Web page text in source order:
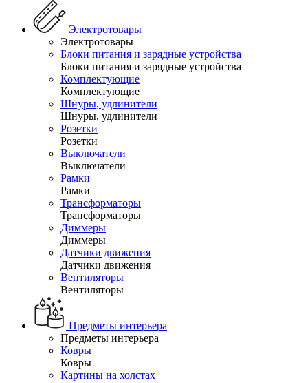
Электротовары
Электротовары
Блоки питания и зарядные устройства
Блоки питания и зарядные устройства
Комплектующие
Комплектующие
Шнуры, удлинители
Шнуры, удлинители
Розетки
Розетки
Выключатели
Выключатели
Рамки
Рамки
Трансформаторы
Трансформаторы
Диммеры
Диммеры
Датчики движения
Датчики движения
Вентиляторы
Вентиляторы
Предметы интерьера
Предметы интерьера
Ковры
Ковры
Картины на холстах